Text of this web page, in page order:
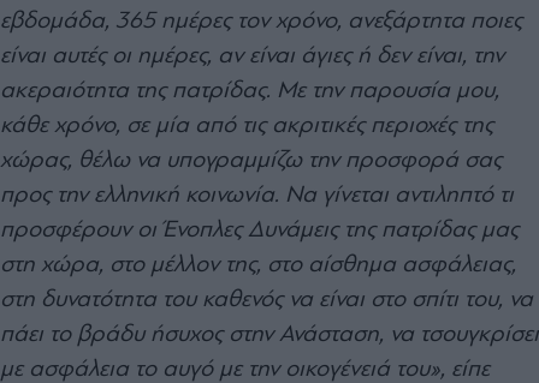
εβδομάδα, 365 ημέρες τον χρόνο, ανεξάρτητα ποιες
είναι αυτές οι ημέρες, αν είναι άγιες ή δεν είναι, την
ακεραιότητα της πατρίδας. Με την παρουσία μου,
κάθε χρόνο, σε μία από τις ακριτικές περιοχές της
χώρας, θέλω να υπογραμμίζω την προσφορά σας
προς την ελληνική κοινωνία. Να γίνεται αντιληπτό τι
προσφέρουν οι Ένοπλες Δυνάμεις της πατρίδας μας
στη χώρα, στο μέλλον της, στο αίσθημα ασφάλειας,
στη δυνατότητα του καθενός να είναι στο σπίτι του, να
πάει το βράδυ ήσυχος στην Ανάσταση, να τσουγκρίσει
με ασφάλεια το αυγό με την οικογένειά του», είπε